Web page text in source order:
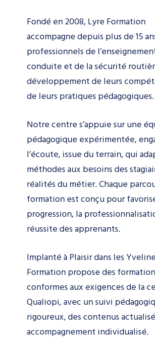
Fondé en 2008, Lyre Formation
accompagne depuis plus de 15
professionnels de
conduite et de la sécurité
développement de leurs
de leurs pratiques pédagogiques.
Notre centre s’appuie sur une
pédagogique expérimentée,
l’écoute, issue du terrain, qui
méthodes aux besoins des
réalités du métier. Chaque
formation est conçu pour
progression, la
réussite des apprenants.
Implanté à Plaisir dans les
Formation propose des
conformes aux exigences de la
Qualiopi, avec un suivi
rigoureux, des contenus
accompagnement individualisé.